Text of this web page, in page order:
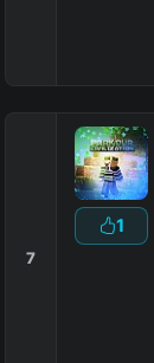
7
1